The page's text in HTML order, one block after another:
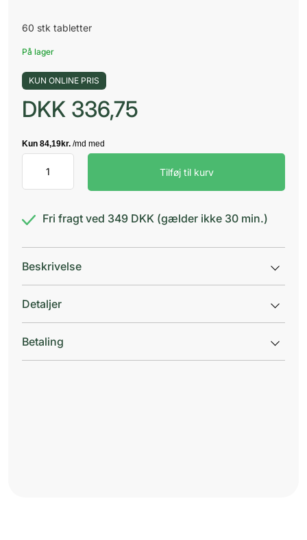
60 stk tabletter
På lager
KUN ONLINE PRIS
DKK 336,75
antal
Tilføj til kurv
Fri fragt ved 349 DKK (gælder ikke 30 min.)
Beskrivelse
Detaljer
Betaling